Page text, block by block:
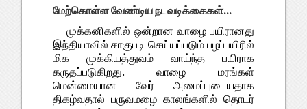
மேற்கொள்ள வேண்டிய நடவடிக்கைகள்...
முக்கனிகளில் ஒன்றான வாழை பயிரானது
இந்தியாவில் சாகுபடி செய்யப்படும் பழப்பயிரில்
மிக முக்கியத்துவம் வாய்ந்த பயிராக
கருதப்படுகிறது. வாழை மரங்கள்
மென்மையான வேர் அமைப்புடையதாக
திகழ்வதால் பருவமழை காலங்களில் தொடர்